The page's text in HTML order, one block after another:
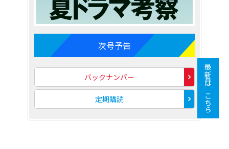
次号予告
バックナンバー
定期購読 最新号はこちら